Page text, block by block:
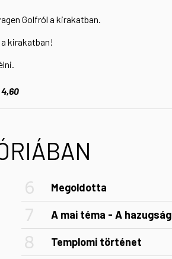
Golfról a kirakatban.
kirakatban!
4,60
Megoldotta
A mai téma - A hazugság
Templomi történet